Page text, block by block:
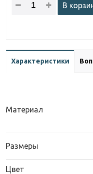
В
Характеристики
Материал
Размеры
Цвет